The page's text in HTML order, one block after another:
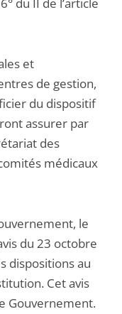
et
de gestion,
du dispositif
assurer par
des
médicaux
le
du 23 octobre
dispositions au
Cet avis
Gouvernement.